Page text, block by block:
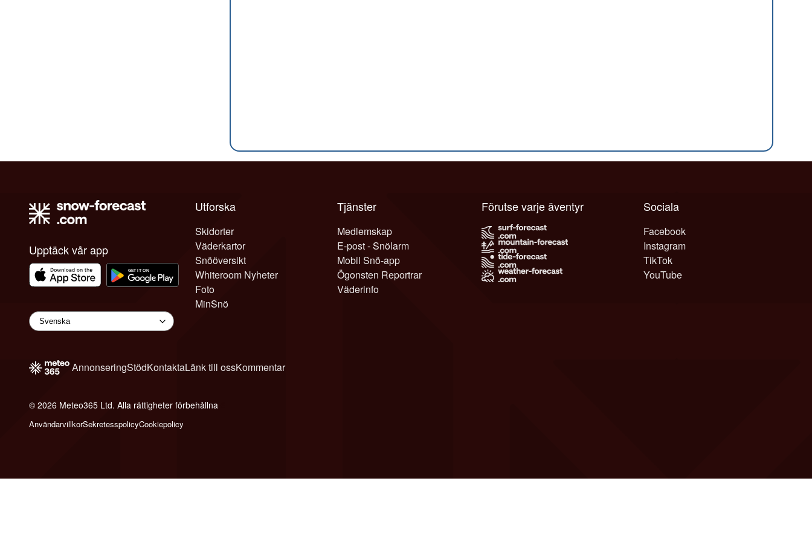
Upptäck vår app
Utforska
Skidorter
Väderkartor
Snööversikt
Whiteroom Nyheter
Foto
MinSnö
Tjänster
Medlemskap
E-post - Snölarm
Mobil Snö-app
Ögonsten Reportrar
Väderinfo
Sociala
Facebook
Instagram
TikTok
YouTube
Förutse varje äventyr
AnnonseringStödKontaktaLänk till ossKommentar
© 2026 Meteo365 Ltd. Alla rättigheter förbehållna
AnvändarvillkorSekretesspolicyCookiepolicy